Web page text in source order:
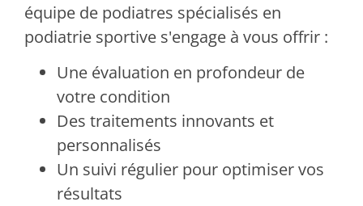
équipe de podiatres spécialisés en
podiatrie sportive s'engage à vous offrir :
Une évaluation en profondeur de
votre condition
Des traitements innovants et
personnalisés
Un suivi régulier pour optimiser vos
résultats